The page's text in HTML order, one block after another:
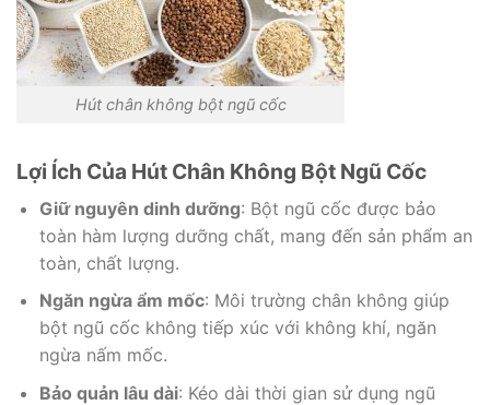
Hút chân không bột ngũ cốc
Lợi Ích Của Hút Chân Không Bột Ngũ Cốc
Giữ nguyên dinh dưỡng: Bột ngũ cốc được bảo
toàn hàm lượng dưỡng chất, mang đến sản phẩm an
toàn, chất lượng.
Ngăn ngừa ẩm mốc: Môi trường chân không giúp
bột ngũ cốc không tiếp xúc với không khí, ngăn
ngừa nấm mốc.
Bảo quản lâu dài: Kéo dài thời gian sử dụng ngũ